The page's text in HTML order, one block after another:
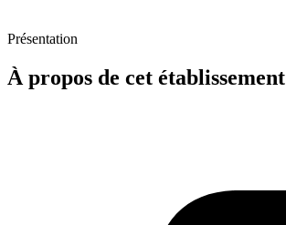
Présentation
À propos de cet établissement